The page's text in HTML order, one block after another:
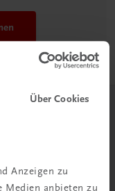
Über Cookies
Anzeigen zu
Medien anbieten zu